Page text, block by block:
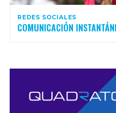
REDES SOCIALES
COMUNICACIÓN